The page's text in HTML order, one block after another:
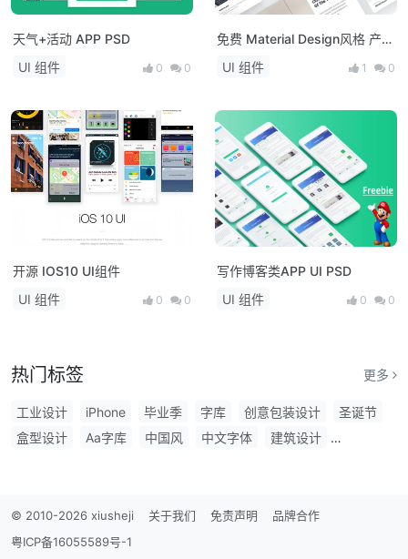
天气+活动 APP PSD
UI 组件
0 0
免费 Material Design风格 产品
卡片
UI 组件 1 0
开源 IOS10 UI组件
UI 组件
0 0
写作博客类APP UI PSD
UI 组件
0 0
热门标签 更多
工业设计 iPhone 毕业季 字库 创意包装设计
圣诞节
盒型设计
Aa字库 中国风 中文字体
建筑设计
Pantone
食品 商用字体 标识征集 电影海报
商用
广州美术学院
© 2010-2026 xiusheji 关于我们 免责声明
品牌合作
粤ICP备16055589号-1